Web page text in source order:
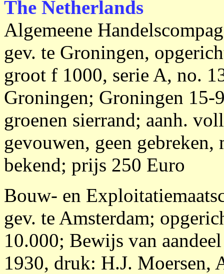
The Netherlands
Algemeene
gev. te Groningen,
groot f 1000, serie A, no.
Groningen; Groningen
groenen sierrand; aanh.
gevouwen, geen
bekend; prijs 250 Euro
Bouw- en
gev. te Amsterdam;
10.000; Bewijs van
1930, druk: H.J. Moersen,